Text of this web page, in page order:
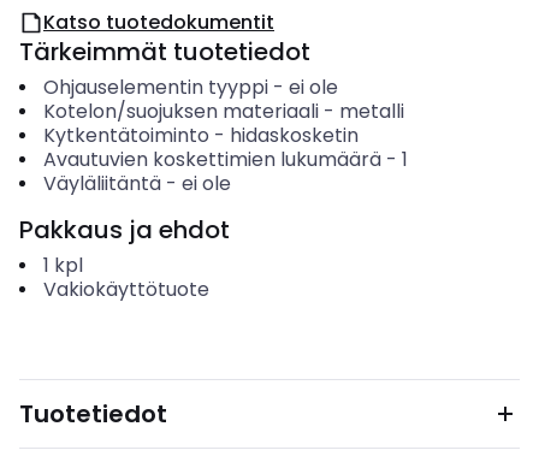
Katso tuotedokumentit
Tärkeimmät tuotetiedot
Ohjauselementin tyyppi- ei ole
Kotelon/suojuksen materiaali- metalli
Kytkentätoiminto - hidaskosketin
Avautuvien koskettimien lukumäärä- 1
Väyläliitäntä- ei ole
Pakkaus ja ehdot
1 kpl
Vakiokäyttötuote
Tuotetiedot